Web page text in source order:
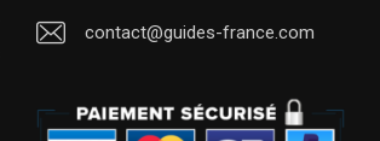
contact@guides-france.com